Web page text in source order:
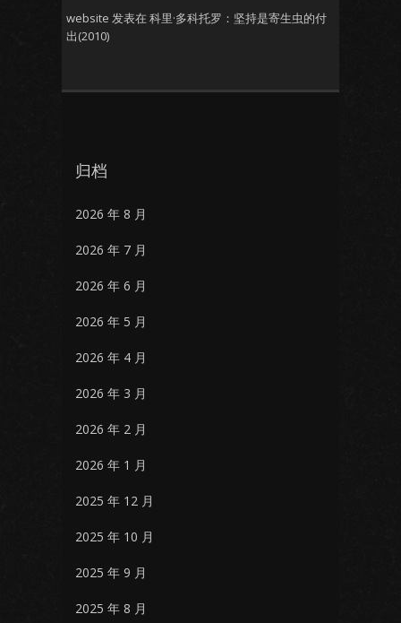
website 发表在 科里·多科托罗：坚持是寄生虫的付
出(2010)
归档
2026 年 8 月
2026 年 7 月
2026 年 6 月
2026 年 5 月
2026 年 4 月
2026 年 3 月
2026 年 2 月
2026 年 1 月
2025 年 12 月
2025 年 10 月
2025 年 9 月
2025 年 8 月